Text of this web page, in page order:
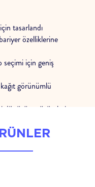
tasarlandı
özelliklerine
için geniş
görünümlü
dönüşüm çözümleri
verimli dolum
baskı ile tutarlı
istikrarlı üretim